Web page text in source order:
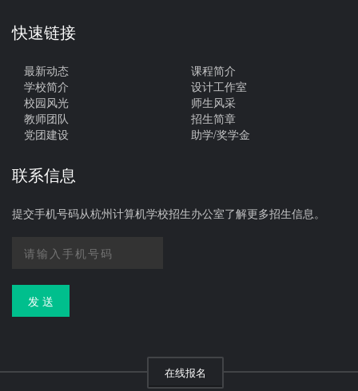
快速链接
最新动态
学校简介
校园风光
教师团队
党团建设
课程简介
设计工作室
师生风采
招生简章
助学/奖学金
联系信息
提交手机号码从杭州计算机学校招生办公室了解更多招生信息。
发 送
在线报名